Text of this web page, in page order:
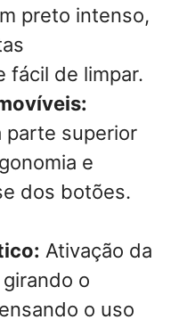
preto intenso,
fácil de limpar.
parte superior
e
dos botões.
Ativação da
o
o uso